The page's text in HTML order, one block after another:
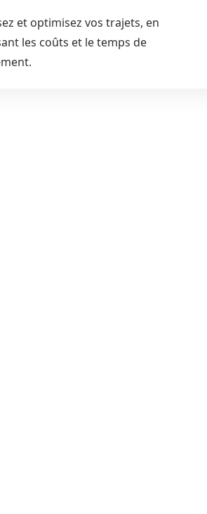
et optimisez vos trajets, en
les coûts et le temps de